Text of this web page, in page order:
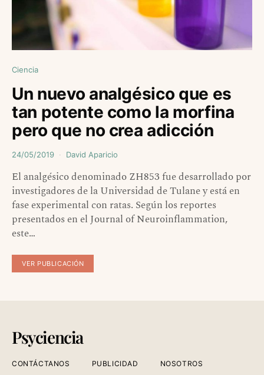
Ciencia
Un nuevo analgésico que es
tan potente como la morfina
pero que no crea adicción
24/05/2019 David Aparicio
El analgésico denominado ZH853 fue desarrollado por
investigadores de la Universidad de Tulane y está en
fase experimental con ratas. Según los reportes
presentados en el Journal of Neuroinflammation,
este…
VER PUBLICACIÓN
Psyciencia
CONTÁCTANOS PUBLICIDAD NOSOTROS